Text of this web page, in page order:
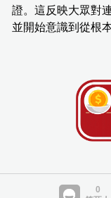
證。這反映大眾對
並開始意識到從根